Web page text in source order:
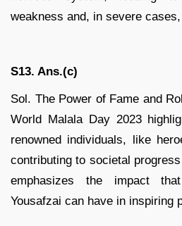
weakness and, in severe
S13. Ans.(c)
Sol. The Power of Fame and
World Malala Day 2023
renowned individuals, like
contributing to societal
emphasizes the impact
Yousafzai can have in inspiring